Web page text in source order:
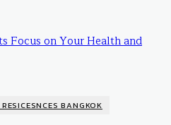
Focus on Your Health and
BANGKOK